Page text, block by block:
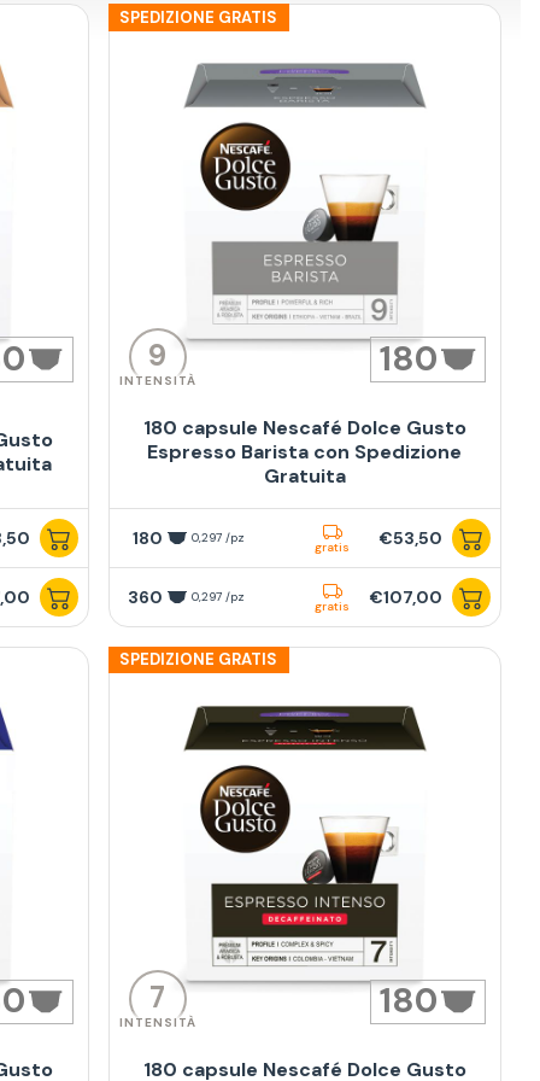
SPEDIZIONE GRATIS
9
INTENSITÀ 180
180 capsule Nescafé Dolce Gusto
Espresso Barista con Spedizione
Gratuita
180 0,297 /pz
gratis €53,50
360 0,297 /pz
gratis €107,00
SPEDIZIONE GRATIS
7
INTENSITÀ 180
180 capsule Nescafé Dolce Gusto